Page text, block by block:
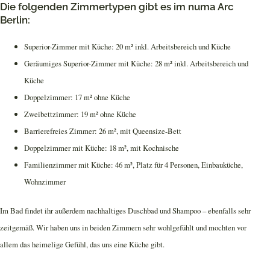
Die folgenden Zimmertypen gibt es im numa Arc
Berlin:
Superior-Zimmer mit Küche: 20 m² inkl. Arbeitsbereich und Küche
Geräumiges Superior-Zimmer mit Küche: 28 m² inkl. Arbeitsbereich und
Küche
Doppelzimmer: 17 m² ohne Küche
Zweibettzimmer: 19 m² ohne Küche
Barrierefreies Zimmer: 26 m², mit Queensize-Bett
Doppelzimmer mit Küche: 18 m², mit Kochnische
Familienzimmer mit Küche: 46 m², Platz für 4 Personen, Einbauküche,
Wohnzimmer
Im Bad findet ihr außerdem nachhaltiges Duschbad und Shampoo – ebenfalls sehr
zeitgemäß. Wir haben uns in beiden Zimmern sehr wohlgefühlt und mochten vor
allem das heimelige Gefühl, das uns eine Küche gibt.